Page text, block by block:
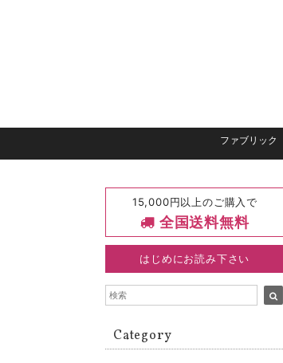
ファブリック
15,000円以上のご購入で
全国送料無料
はじめにお読み下さい
Category